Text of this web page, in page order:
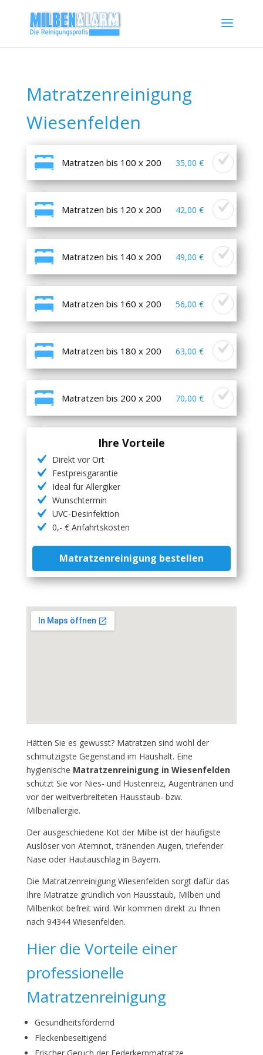
Matratzenreinigung
Wiesenfelden
Matratzen bis 100 x 200 35,00 €
Matratzen bis 120 x 200 42,00 €
Matratzen bis 140 x 200 49,00 €
Matratzen bis 160 x 200 56,00 €
Matratzen bis 180 x 200 63,00 €
Matratzen bis 200 x 200 70,00 €
Ihre Vorteile
Direkt vor Ort
Festpreisgarantie
Ideal für Allergiker
Wunschtermin
UVC-Desinfektion
0,- € Anfahrtskosten
Matratzenreinigung bestellen
Hätten Sie es gewusst? Matratzen sind wohl der
schmutzigste Gegenstand im Haushalt. Eine
hygienische Matratzenreinigung in Wiesenfelden
schützt Sie vor Nies- und Hustenreiz, Augentränen und
vor der weitverbreiteten Hausstaub- bzw.
Milbenallergie.
Der ausgeschiedene Kot der Milbe ist der häufigste
Auslöser von Atemnot, tränenden Augen, triefender
Nase oder Hautauschlag in Bayern.
Die Matratzenreinigung Wiesenfelden sorgt dafür das
Ihre Matratze gründlich von Hausstaub, Milben und
Milbenkot befreit wird. Wir kommen direkt zu Ihnen
nach 94344 Wiesenfelden.
Hier die Vorteile einer
professionelle
Matratzenreinigung
Gesundheitsfördernd
Fleckenbeseitigend